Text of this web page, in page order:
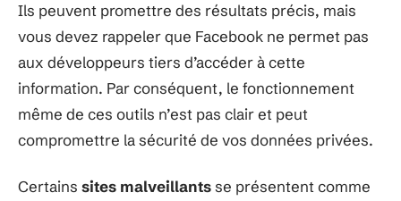
Ils peuvent promettre des résultats précis, mais
vous devez rappeler que Facebook ne permet pas
aux développeurs tiers d’accéder à cette
information. Par conséquent, le fonctionnement
même de ces outils n’est pas clair et peut
compromettre la sécurité de vos données privées.
Certains sites malveillantsse présentent comme